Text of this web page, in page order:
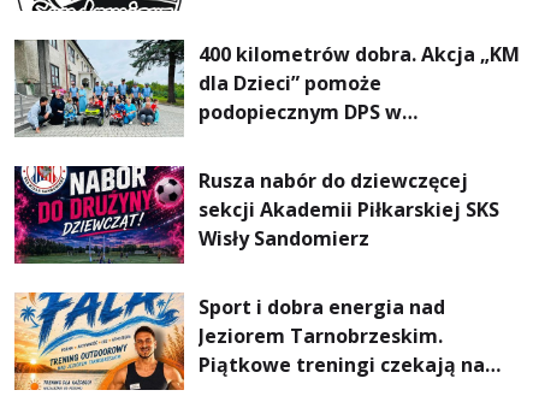
Pieszym „Tam Gdzie Pieprz
Rośnie”
400 kilometrów dobra. Akcja „KM
dla Dzieci” pomoże
podopiecznym DPS w
Rusza nabór do dziewczęcej
sekcji Akademii Piłkarskiej SKS
Wisły Sandomierz
Sport i dobra energia nad
Jeziorem Tarnobrzeskim.
Piątkowe treningi czekają na